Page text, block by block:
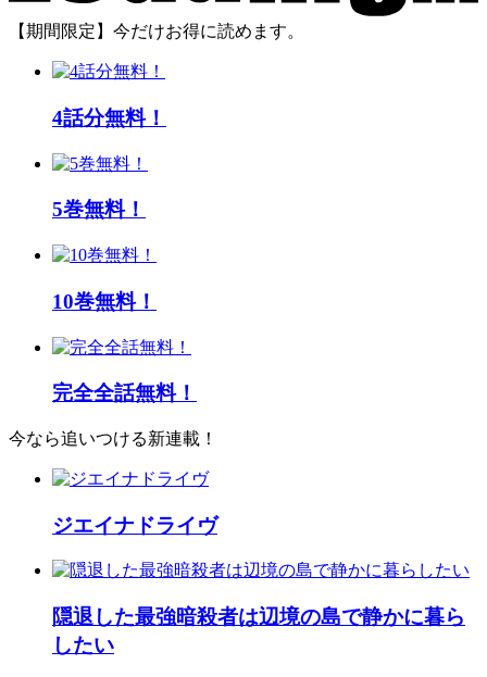
【期間限定】今だけお得に読めます。
4話分無料！
5巻無料！
10巻無料！
完全全話無料！
今なら追いつける新連載！
ジエイナドライヴ
隠退した最強暗殺者は辺境の島で静かに暮ら
したい